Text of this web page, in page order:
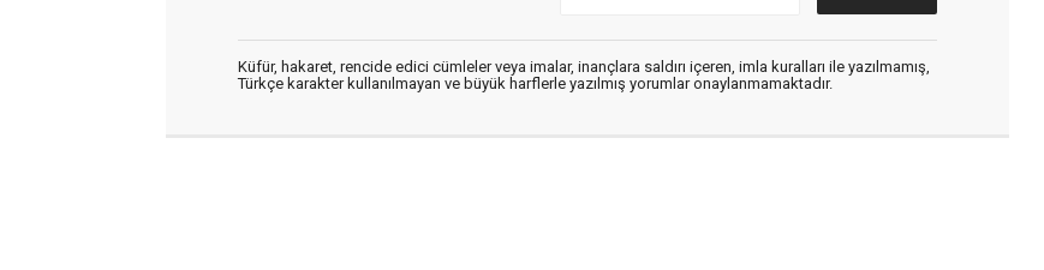
Küfür, hakaret, rencide edici cümleler veya imalar, inançlara saldırı içeren, imla kuralları ile yazılmamış,
Türkçe karakter kullanılmayan ve büyük harflerle yazılmış yorumlar onaylanmamaktadır.